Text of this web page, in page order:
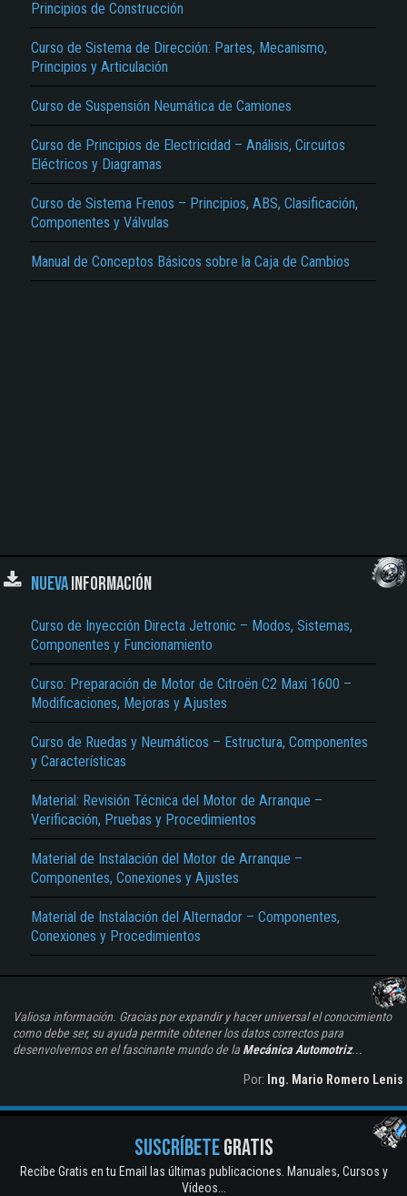
Principios de Construcción
Curso de Sistema de Dirección: Partes, Mecanismo,
Principios y Articulación
Curso de Suspensión Neumática de Camiones
Curso de Principios de Electricidad – Análisis, Circuitos
Eléctricos y Diagramas
Curso de Sistema Frenos – Principios, ABS, Clasificación,
Componentes y Válvulas
Manual de Conceptos Básicos sobre la Caja de Cambios
NUEVAINFORMACIÓN
Curso de Inyección Directa Jetronic – Modos, Sistemas,
Componentes y Funcionamiento
Curso: Preparación de Motor de Citroën C2 Maxi 1600 –
Modificaciones, Mejoras y Ajustes
Curso de Ruedas y Neumáticos – Estructura, Componentes
y Características
Material: Revisión Técnica del Motor de Arranque –
Verificación, Pruebas y Procedimientos
Material de Instalación del Motor de Arranque –
Componentes, Conexiones y Ajustes
Material de Instalación del Alternador – Componentes,
Conexiones y Procedimientos
Valiosa información. Gracias por expandir y hacer universal el conocimiento
como debe ser, su ayuda permite obtener los datos correctos para
desenvolvernos en el fascinante mundo de la Mecánica Automotriz...
Por: Ing. Mario Romero Lenis
SUSCRÍBETEGRATIS
Recibe Gratis en tu Email las últimas publicaciones. Manuales, Cursos y
Vídeos...
El Título es incorrecto según el contenido.
Texto o Imagen de portada son erróneos.
No carga o no se visualiza el contenido.
Reportar otro tipo de error...